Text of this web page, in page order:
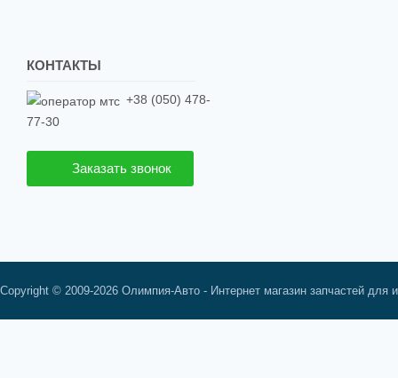
КОНТАКТЫ
+38 (050) 478-
77-30
Заказать звонок
Copyright © 2009-2026 Олимпия-Авто - Интернет магазин запчастей для